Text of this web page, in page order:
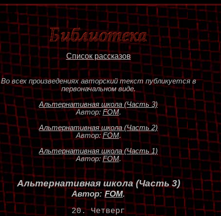
Список рассказов
Во всех произведениях авторский текст публикуется в
первоначальном виде.
Альтернативная школа (Часть 3)
Автор: FOM.
Альтернативная школа (Часть 2)
Автор:FOM.
Альтернативная школа (Часть 1)
Автор:FOM.
Альтернативная школа (Часть 3)
Автор:FOM.
20. Четверг